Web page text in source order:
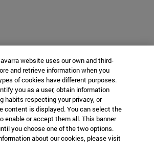
website uses our own and third-
and retrieve information when you
of cookies have different purposes.
you as a user, obtain information
habits respecting your privacy, or
content is displayed. You can select the
enable or accept them all. This banner
you choose one of the two options.
about our cookies, please visit